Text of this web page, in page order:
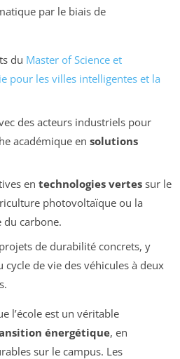
par le biais de
du Master of Science et
pour les villes intelligentes et la
des acteurs industriels pour
académique en solutions
en technologies vertessur le
photovoltaïque ou la
du carbone.
de durabilité concrets, y
cycle de vie des véhicules à deux
l’école est un véritable
énergétique, en
sur le campus. Les